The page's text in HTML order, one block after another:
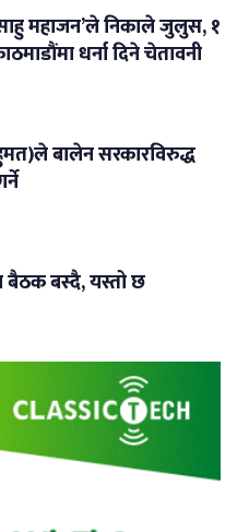
महाजन’ले निकाले जुलुस, १
धर्ना दिने चेतावनी
बालेन सरकारविरुद्ध
बैठक बस्दै, यस्तो छ